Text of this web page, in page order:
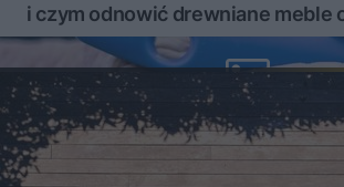
i czym odnowić drewniane meble